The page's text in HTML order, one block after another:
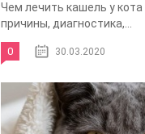
Чем лечить кашель у
причины, диагностика,...
0 30.03.2020